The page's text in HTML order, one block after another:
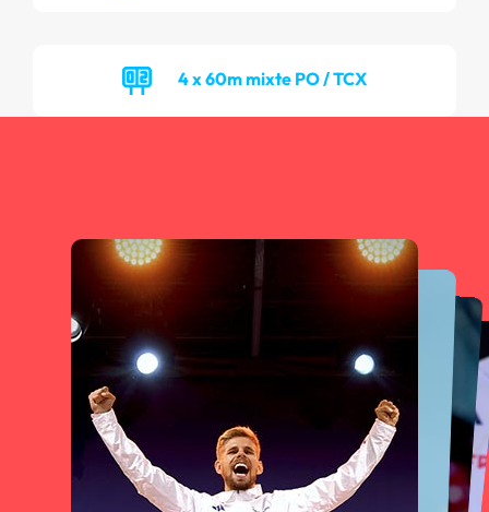
4 x 60m mixte PO / TCX